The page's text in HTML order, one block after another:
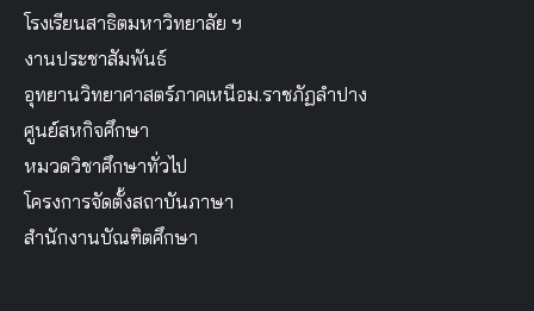
โรงเรียนสาธิตมหาวิทยาลัย ฯ
งานประชาสัมพันธ์
อุทยานวิทยาศาสตร์ภาคเหนือม.ราชภัฏลำปาง
ศูนย์สหกิจศึกษา
หมวดวิชาศึกษาทั่วไป
โครงการจัดตั้งสถาบันภาษา
สำนักงานบัณฑิตศึกษา